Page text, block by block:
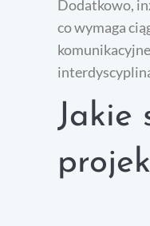
Dodatkowo,
co wymaga
Jakie